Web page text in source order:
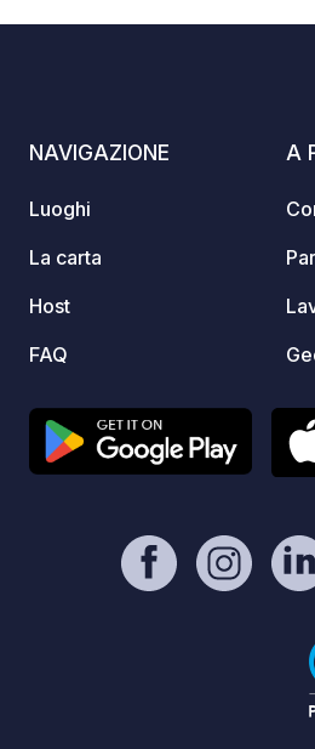
NAVIGAZIONE
Luoghi
La carta
Host
FAQ
A